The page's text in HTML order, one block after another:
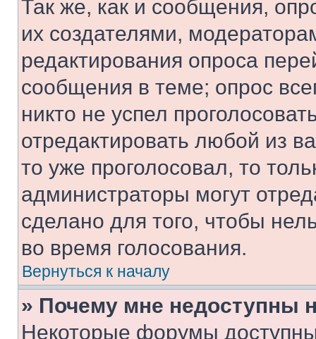
Так же, как и сообщения,
их создателями,
редактирования опроса
сообщения в теме; опрос
никто не успел
отредактировать любой из
то уже проголосовал, то
администраторы могут
сделано для того, чтобы
во время голосования.
Вернуться к началу
» Почему мне недоступны
Некоторые форумы